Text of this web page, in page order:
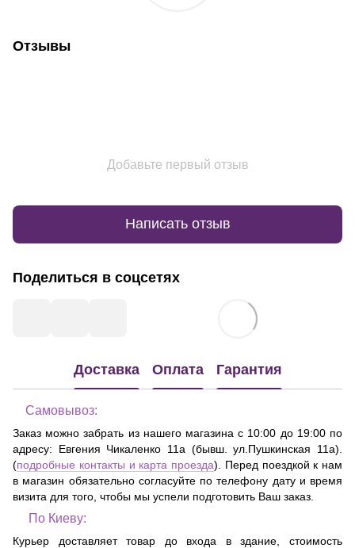
Отзывы
Добавьте первый отзыв
Написать отзыв
Поделиться в соцсетях
Доставка Оплата Гарантия
Самовывоз:
Заказ можно забрать из нашего магазина с 10:00 до 19:00 по
адресу: Евгения Чикаленко 11а (бывш. ул.Пушкинская 11а)
(подробные контакты и карта проезда). Перед поездкой к нам
в магазин обязательно согласуйте по телефону дату и время
визита для того, чтобы мы успели подготовить Ваш заказ.
По Киеву:
Курьер доставляет товар до входа в здание, стоимость